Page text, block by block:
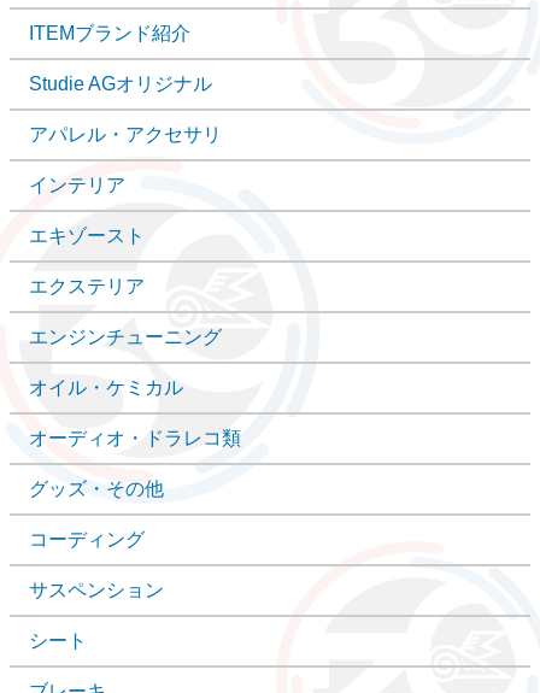
ITEMブランド紹介
Studie AGオリジナル
アパレル・アクセサリ
インテリア
エキゾースト
エクステリア
エンジンチューニング
オイル・ケミカル
オーディオ・ドラレコ類
グッズ・その他
コーディング
サスペンション
シート